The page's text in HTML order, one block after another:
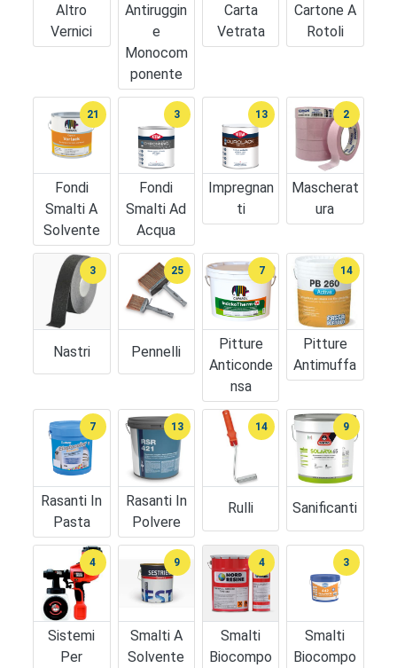
Altro
Vernici
Antiruggin
E
Monocom
Ponente
Carta
Vetrata
Cartone A
Rotoli
Fondi
Smalti A
Solvente
21
Fondi
Smalti Ad
Acqua
3
Impregnan
Ti
13
Mascherat
Ura
2
Nastri
3
Pennelli
25
Pitture
Anticonde
Nsa
7
Pitture
Antimuffa
14
Rasanti In
Pasta
7
Rasanti In
Polvere
13
Rulli
14
Sanificanti
9
Sistemi
Per
4
Smalti A
Solvente
9
Smalti
Biocompo
4
Smalti
Biocompo
3